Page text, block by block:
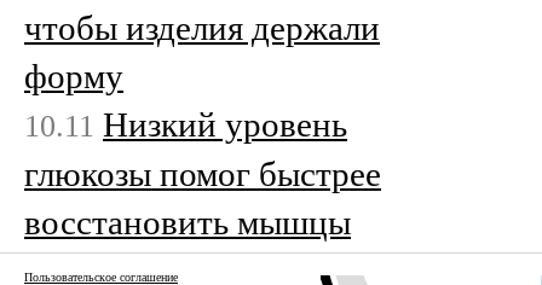
чтобы изделия держали
форму
10.11 Низкий уровень
глюкозы помог быстрее
восстановить мышцы
Пользовательское соглашение